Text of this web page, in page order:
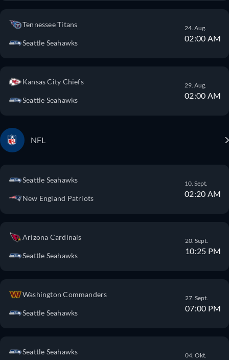
Tennessee Titans
Seattle Seahawks
24. Aug.
02:00 AM
Kansas City Chiefs
Seattle Seahawks
29. Aug.
02:00 AM
NFL
Seattle Seahawks
New England Patriots
10. Sept.
02:20 AM
Arizona Cardinals
Seattle Seahawks
20. Sept.
10:25 PM
Washington Commanders
Seattle Seahawks
27. Sept.
07:00 PM
Seattle Seahawks 04. Okt.